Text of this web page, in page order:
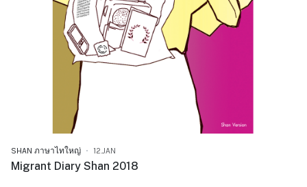
SHAN ภาษาไทใหญ่ 12.JAN
Migrant Diary Shan 2018